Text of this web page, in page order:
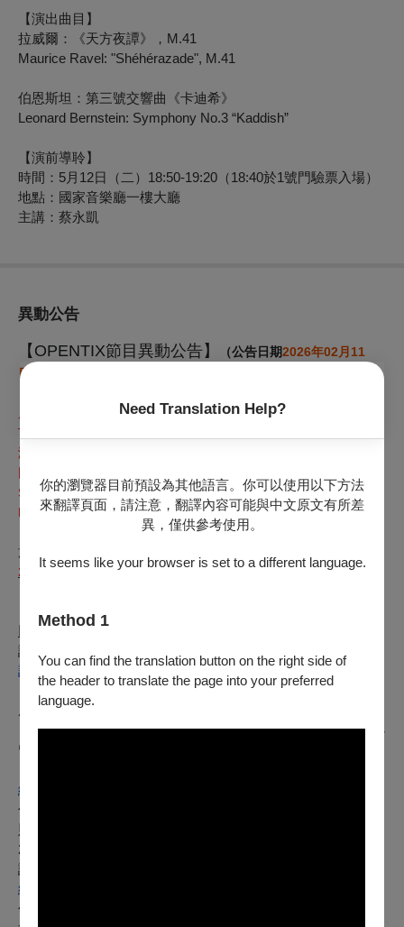
Need Translation Help?
你的瀏覽器目前預設為其他語言。你可以使用以下方法
來翻譯頁面，請注意，翻譯內容可能與中文原文有所差
異，僅供參考使用。
It seems like your browser is set to a different language.
Method 1
You can find the translation button on the right side of
the header to translate the page into your preferred
language.
【演出曲目】
拉威爾：《天方夜譚》，M.41
Maurice Ravel: "Shéhérazade", M.41
伯恩斯坦：第三號交響曲《卡迪希》
Leonard Bernstein: Symphony No.3 “Kaddish”
【演前導聆】
時間：5月12日（二）18:50-19:20（18:40於1號門驗票入場）
地點：國家音樂廳一樓大廳
主講：蔡永凱
異動公告
【OPENTIX節目異動公告】 （公告日期2026年02月11
日
年05月12日（二）19:30於國家音樂廳演出之【2026
TSO 大師系列】殷巴爾與TSO之伯恩斯坦《卡迪希》臺灣首演，
演出者女高音：瓦妮娜．桑托尼 （Vannina Santoni, Soprano）
Soprano），新增台北愛樂少年及兒童合唱團 （Taipei
Philharmonic Youth and Children’s Choir）。
於異動公告發佈前之購票觀眾，如因本異動欲退票，自公告日起至
2026 年03月15日 前 ，可依以下辦法辦理全額退票：
【電子票或尚未取紙本票】
以「信用卡、行動支付、文化幣全額支付」購票：
請使用OPENTIX線上退訂單功能，至會員＞
訂單紀錄
＞點入要退訂的訂單，按下「退訂單」勾選欲退項目，線上完
成退訂。
※請留意，每日23:30-00:00為系統結算期間暫停服務。請務必
留意退票期限，提前申請。
網站
勾選項目1，填寫訂單資料辦理。申請的退票如符合退票規
則，將於3個工作日內執行退票作業。
2.
請至
網站
勾選項目2，填寫訂單資料並附上存摺照片辦理，申請的退票